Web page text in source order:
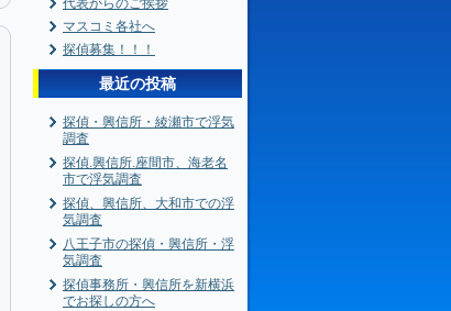
代表からのご挨拶
マスコミ各社へ
探偵募集！！！
最近の投稿
探偵・興信所・綾瀬市で浮気
調査
探偵.興信所.座間市、海老名
市で浮気調査
探偵、興信所、大和市での浮
気調査
八王子市の探偵・興信所・浮
気調査
探偵事務所・興信所を新横浜
でお探しの方へ